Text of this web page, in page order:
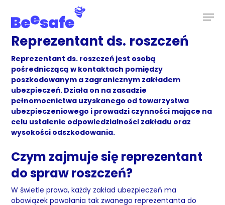
main
contentReprezentant ds. roszczeń
Reprezentant ds. roszczeń jest osobą
pośredniczącą w kontaktach pomiędzy
poszkodowanym a zagranicznym zakładem
ubezpieczeń. Działa on na zasadzie
pełnomocnictwa uzyskanego od towarzystwa
ubezpieczeniowego i prowadzi czynności mające na
celu ustalenie odpowiedzialności zakładu oraz
wysokości odszkodowania.
Czym zajmuje się reprezentant
do spraw roszczeń?
W świetle prawa, każdy zakład ubezpieczeń ma
obowiązek powołania tak zwanego reprezentanta do